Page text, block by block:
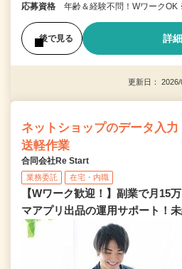
応募資格 年齢＆経験不問！Wワーク
後で見る 詳
更新日：
ネットショップのデータ入
送軽作業
合同会社Re Start
業務委託 在宅・内職
【Wワーク歓迎！】副業で月15
マアプリ出品の運用サポート！